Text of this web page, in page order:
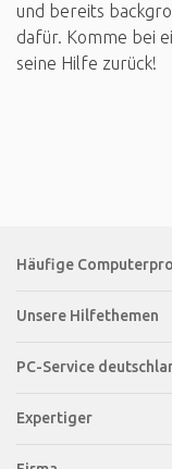
und bereits
dafür. Komme bei
seine Hilfe zurück!
Häufige
Unsere Hilfethemen
PC-Service
Expertiger